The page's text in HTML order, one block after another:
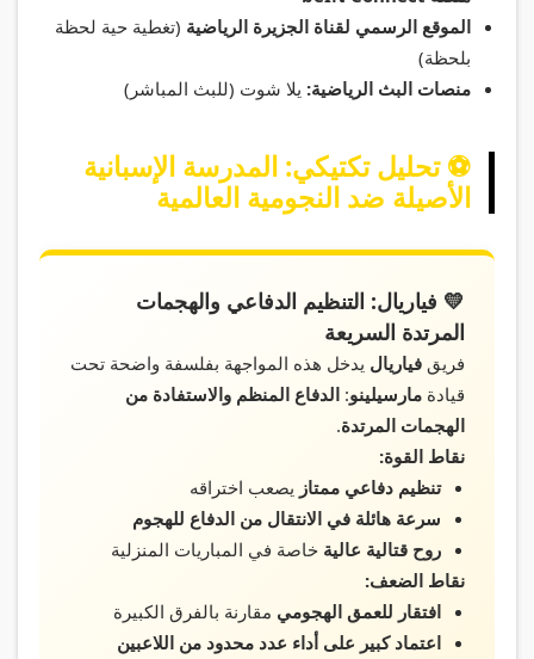
الموقع الرسمي لقناة الجزيرة الرياضية (تغطية حية لحظة
بلحظة)
منصات البث الرياضية: يلا شوت (للبث المباشر)
⚽ تحليل تكتيكي: المدرسة الإسبانية
الأصيلة ضد النجومية العالمية
💛 فياريال: التنظيم الدفاعي والهجمات
المرتدة السريعة
فريقفياريال يدخل هذه المواجهة بفلسفة واضحة تحت
قيادةمارسيلينو:الدفاع المنظم والاستفادة من
الهجمات المرتدة.
نقاط القوة:
تنظيم دفاعي ممتاز يصعب اختراقه
سرعة هائلة في الانتقال من الدفاع للهجوم
روح قتالية عالية خاصة في المباريات المنزلية
نقاط الضعف:
افتقار للعمق الهجومي مقارنة بالفرق الكبيرة
اعتماد كبير على أداء عدد محدود من اللاعبين